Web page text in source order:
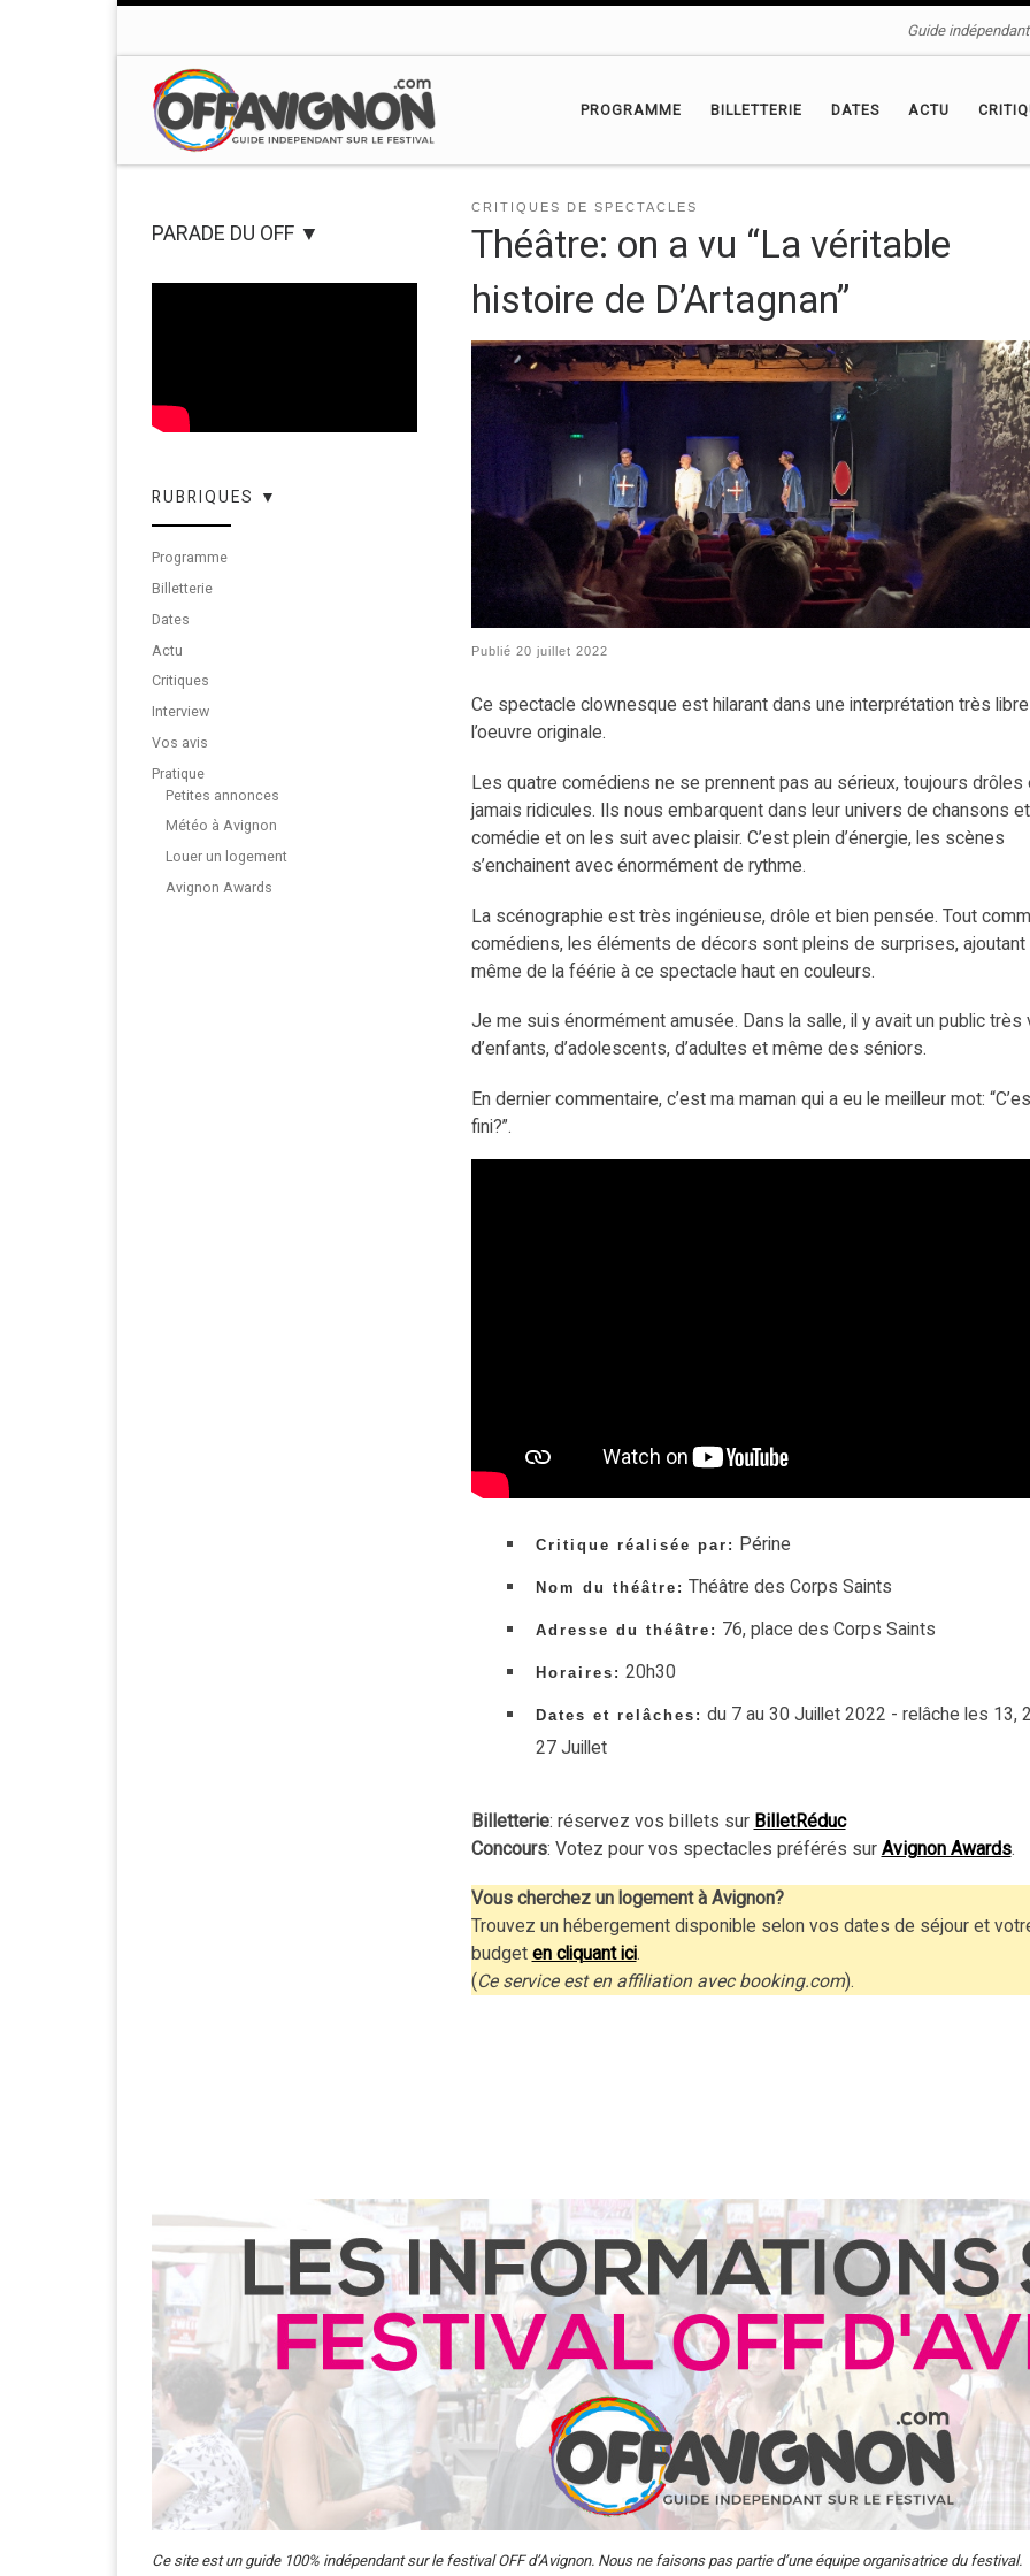
Guide
PROGRAMME BILLETTERIE DATES ACTU
CRITIQUES DE SPECTACLES
Théâtre: on a vu “La véritable
histoire de D’Artagnan”
Publié 20 juillet 2022
Ce spectacle clownesque est hilarant dans une interprétation très
l’oeuvre originale.
Les quatre comédiens ne se prennent pas au sérieux, toujours drôles
jamais ridicules. Ils nous embarquent dans leur univers de chansons
comédie et on les suit avec plaisir. C’est plein d’énergie, les scènes
s’enchainent avec énormément de rythme.
La scénographie est très ingénieuse, drôle et bien pensée. Tout
comédiens, les éléments de décors sont pleins de surprises, ajoutant
même de la féérie à ce spectacle haut en couleurs.
Je me suis énormément amusée. Dans la salle, il y avait un public très
d’enfants, d’adolescents, d’adultes et même des séniors.
En dernier commentaire, c’est ma maman qui a eu le meilleur mot:
fini?”.
Critique réalisée par: Périne
Nom du théâtre: Théâtre des Corps Saints
Adresse du théâtre: 76, place des Corps Saints
Horaires: 20h30
Dates et relâches: du 7 au 30 Juillet 2022 - relâche les 13,
27 Juillet
Billetterie: réservez vos billets sur BilletRéduc
Concours: Votez pour vos spectacles préférés sur Avignon Awards.
Vous cherchez un logement à Avignon?
Trouvez un hébergement disponible selon vos dates de séjour et
budget en cliquant ici.
(Ce service est en affiliation avec booking.com).
PARADE DU OFF ▼
RUBRIQUES ▼
Programme
Billetterie
Dates
Actu
Critiques
Interview
Vos avis
Pratique
Petites annonces
Météo à Avignon
Louer un logement
Avignon Awards
Ce site est un guide 100% indépendant sur le festival OFF d’Avignon. Nous ne faisons pas partie d’une équipe organisatrice du festival.